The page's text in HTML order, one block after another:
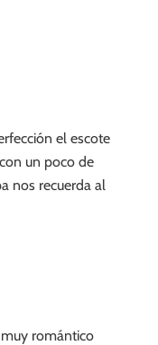
el escote
un poco de
nos recuerda al
romántico